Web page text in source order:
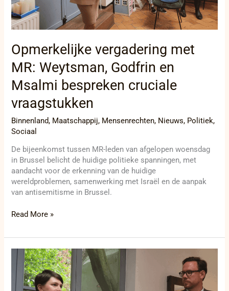
Opmerkelijke vergadering met
MR: Weytsman, Godfrin en
Msalmi bespreken cruciale
vraagstukken
Binnenland, Maatschappij, Mensenrechten, Nieuws, Politiek,
Sociaal
De bijeenkomst tussen MR-leden van afgelopen woensdag
in Brussel belicht de huidige politieke spanningen, met
aandacht voor de erkenning van de huidige
wereldproblemen, samenwerking met Israël en de aanpak
van antisemitisme in Brussel.
Read More »
Spannende
onthullingen:
Politieke
strijd